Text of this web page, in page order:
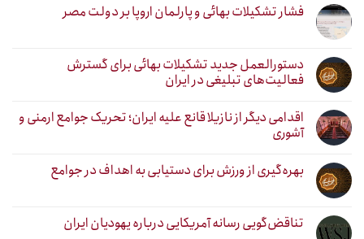
فشار تشکیلات بهائی و پارلمان اروپا بر دولت مصر
دستورالعمل جدید تشکیلات بهائی برای گسترش
فعالیت‌های تبلیغی در ایران
اقدامی دیگر از نازیلا قانع علیه ایران؛ تحریک جوامع ارمنی و
آشوری
بهره‌گیری از ورزش برای دستیابی به اهداف در جوامع
تناقض‌گویی رسانه آمریکایی درباره یهودیان ایران